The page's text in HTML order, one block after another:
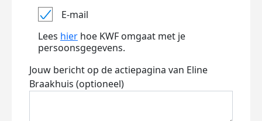
E-mail
Lees hier hoe KWF omgaat met je
persoonsgegevens.
Jouw bericht op de actiepagina van Eline
Braakhuis (optioneel)